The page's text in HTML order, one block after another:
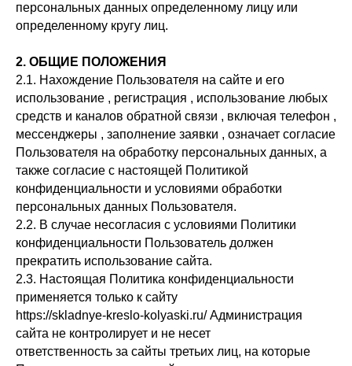
персональных данных определенному лицу или
определенному кругу лиц.
2. ОБЩИЕ ПОЛОЖЕНИЯ
2.1. Нахождение Пользователя на сайте и его
использование , регистрация , использование любых
средств и каналов обратной связи , включая телефон ,
мессенджеры , заполнение заявки , означает согласие
Пользователя на обработку персональных данных, а
также согласие с настоящей Политикой
конфиденциальности и условиями обработки
персональных данных Пользователя.
2.2. В случае несогласия с условиями Политики
конфиденциальности Пользователь должен
прекратить использование сайта.
2.3. Настоящая Политика конфиденциальности
применяется только к сайту
https://skladnye-kreslo-kolyaski.ru/ Администрация
сайта не контролирует и не несет
ответственность за сайты третьих лиц, на которые